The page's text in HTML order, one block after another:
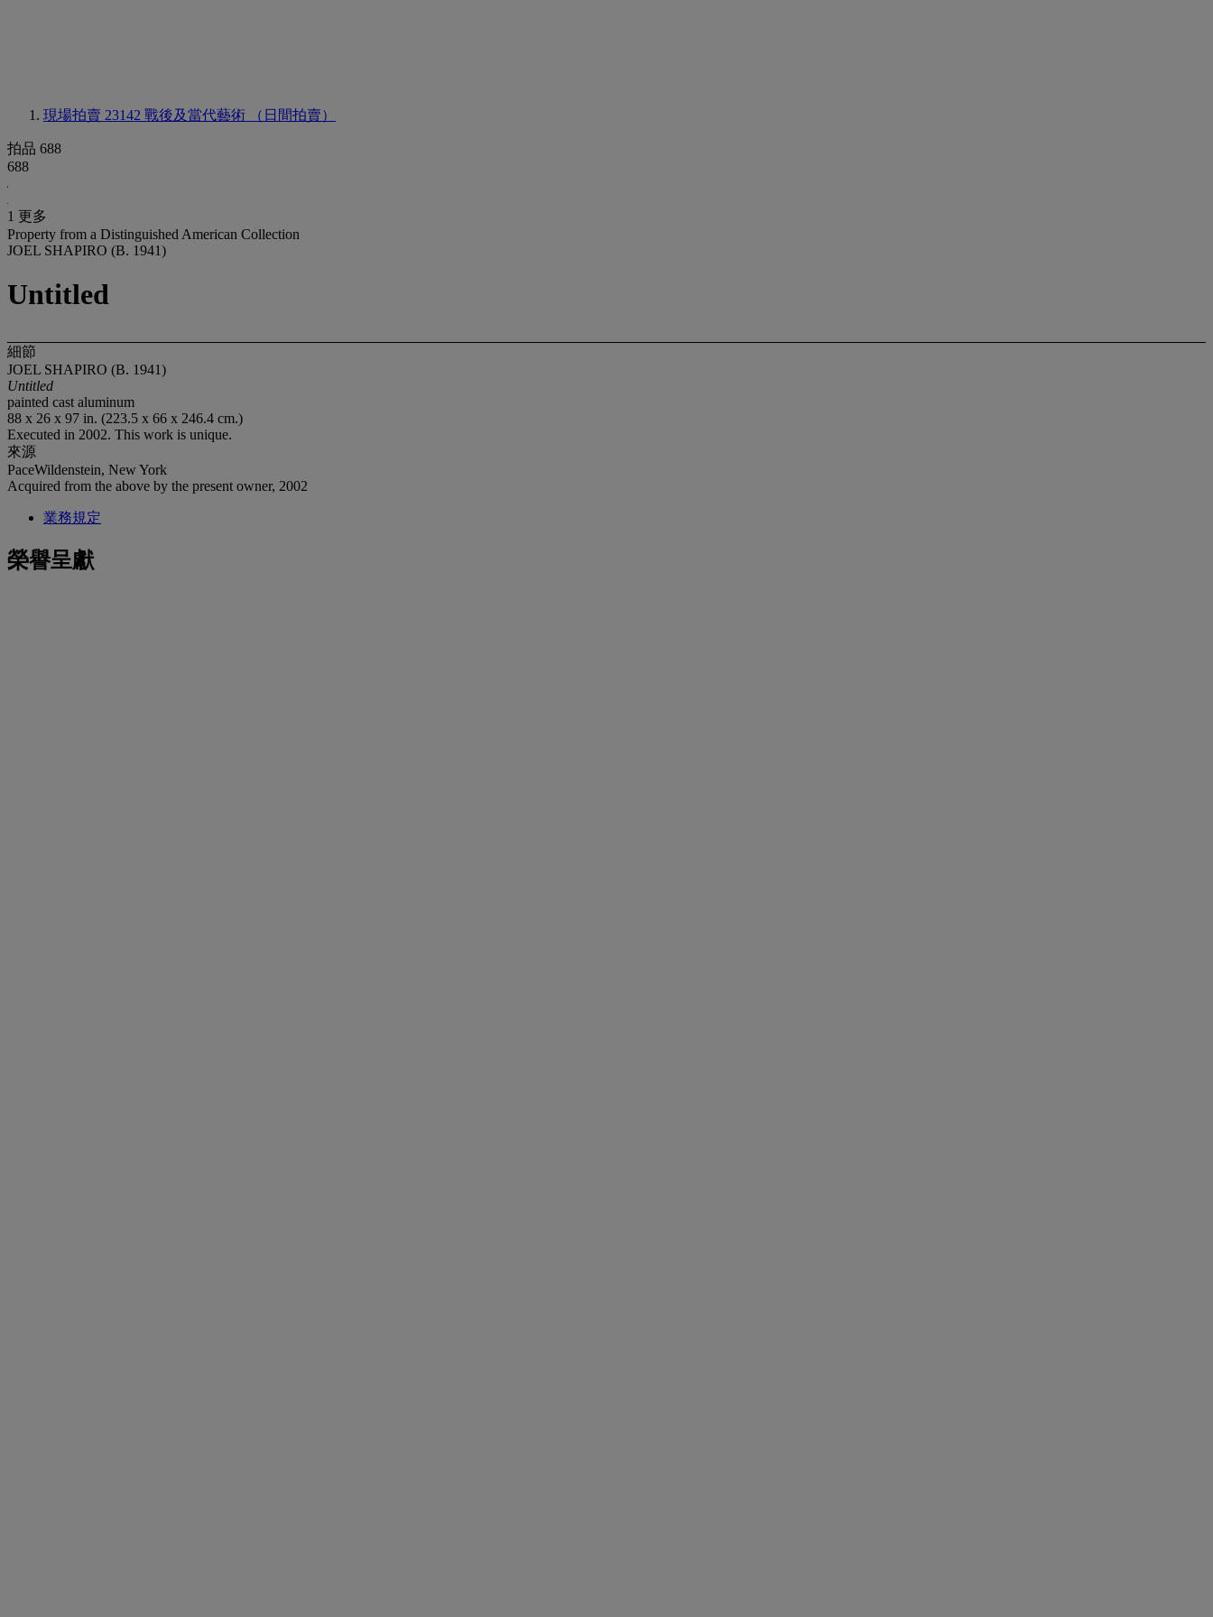
現場拍賣 23142 戰後及當代藝術 （日間拍賣）
拍品 688
688
1 更多
Property from a Distinguished American Collection
JOEL SHAPIRO (B. 1941)
Untitled
細節
JOEL SHAPIRO (B. 1941)
Untitled
painted cast aluminum
88 x 26 x 97 in. (223.5 x 66 x 246.4 cm.)
Executed in 2002. This work is unique.
來源
PaceWildenstein, New York
Acquired from the above by the present owner, 2002
業務規定
榮譽呈獻